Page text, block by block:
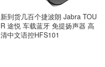
新到货几百个捷波朗 Jabra TOU
R 途悦 车载蓝牙 免提扬声器 高
清中文语控HFS101